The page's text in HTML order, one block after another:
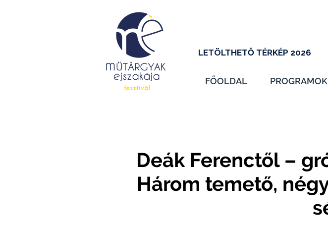
LETÖLTHETŐ TÉRKÉP 2026
FŐOLDAL
Deák Ferenctől –
Három temető,